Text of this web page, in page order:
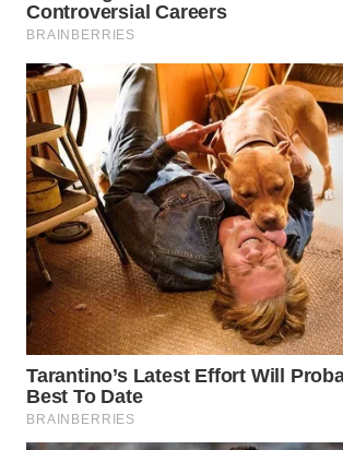
BOGOR
WN
DEPOK
WN
TAPANULI
UTARA
WN
SAMOSIR
WN
PADANG
LAWAS
WN